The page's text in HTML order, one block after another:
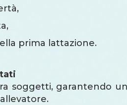
prima lattazione.
soggetti, garantendo